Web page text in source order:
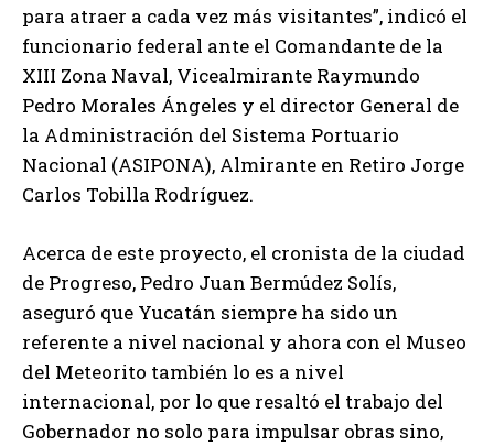
para atraer a cada vez más visitantes”, indicó el
funcionario federal ante el Comandante de la
XIII Zona Naval, Vicealmirante Raymundo
Pedro Morales Ángeles y el director General de
la Administración del Sistema Portuario
Nacional (ASIPONA), Almirante en Retiro Jorge
Carlos Tobilla Rodríguez.
Acerca de este proyecto, el cronista de la ciudad
de Progreso, Pedro Juan Bermúdez Solís,
aseguró que Yucatán siempre ha sido un
referente a nivel nacional y ahora con el Museo
del Meteorito también lo es a nivel
internacional, por lo que resaltó el trabajo del
Gobernador no solo para impulsar obras sino,